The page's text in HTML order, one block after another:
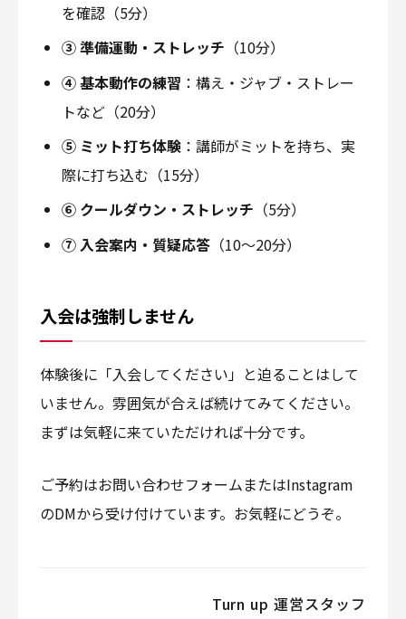
を確認（5分）
③ 準備運動・ストレッチ （10分）
④ 基本動作の練習 ：構え・ジャブ・ストレー
トなど（20分）
⑤ ミット打ち体験 ：講師がミットを持ち、実
際に打ち込む（15分）
⑥ クールダウン・ストレッチ （5分）
⑦ 入会案内・質疑応答 （10〜20分）
入会は強制しません
体験後に「入会してください」と迫ることはして
いません。雰囲気が合えば続けてみてください。
まずは気軽に来ていただければ十分です。
ご予約はお問い合わせフォームまたはInstagram
のDMから受け付けています。お気軽にどうぞ。
Turn up 運営スタッフ